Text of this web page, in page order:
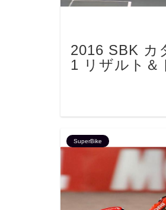
2016 SBK カ
1 リザルト＆
SuperBike